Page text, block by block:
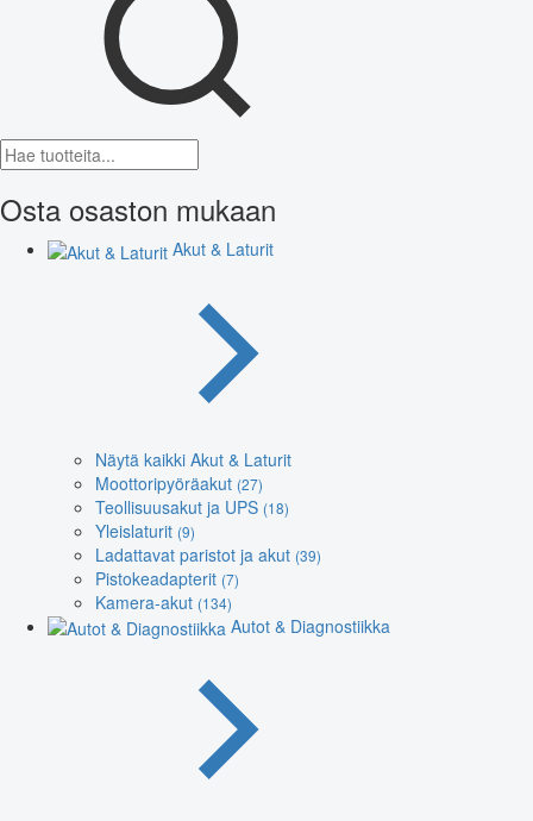
Osta osaston mukaan
Akut & Laturit
Näytä kaikki Akut & Laturit
Moottoripyöräakut (27)
Teollisuusakut ja UPS (18)
Yleislaturit (9)
Ladattavat paristot ja akut (39)
Pistokeadapterit (7)
Kamera-akut (134)
Autot & Diagnostiikka